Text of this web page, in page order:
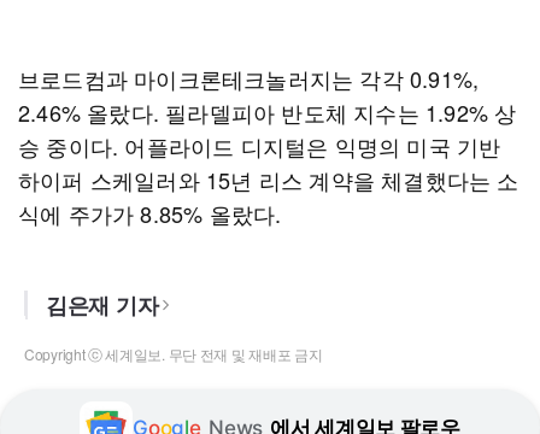
브로드컴과 마이크론테크놀러지는 각각 0.91%,
2.46% 올랐다. 필라델피아 반도체 지수는 1.92% 상
승 중이다. 어플라이드 디지털은 익명의 미국 기반
하이퍼 스케일러와 15년 리스 계약을 체결했다는 소
식에 주가가 8.85% 올랐다.
김은재 기자
Copyright ⓒ 세계일보. 무단 전재 및 재배포 금지
Google News 에서 세계일보 팔로우